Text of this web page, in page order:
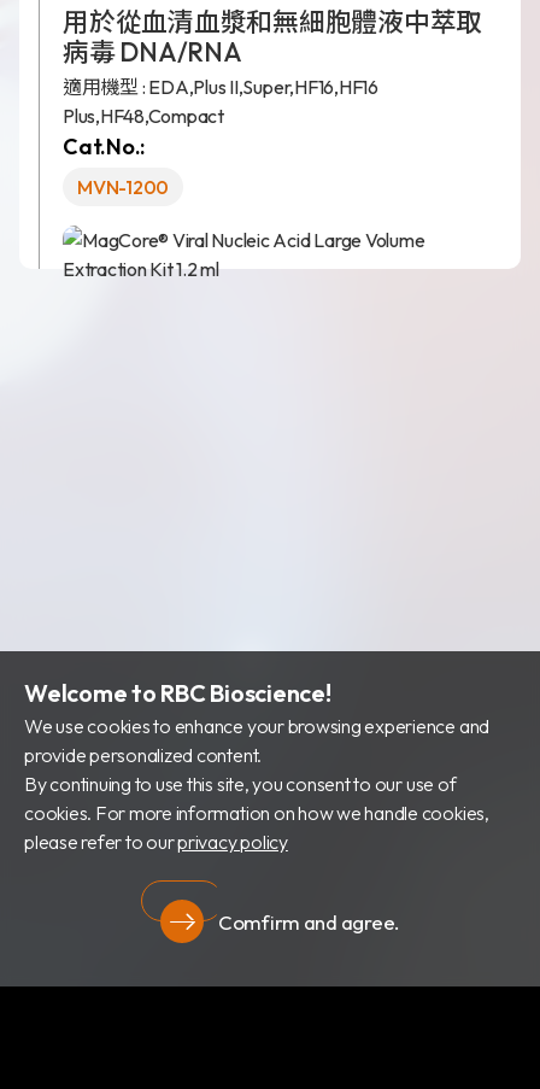
隱私權政策
用於從血清血漿和無細胞體液中萃取
病毒 DNA/RNA
適用機型 : EDA,Plus II,Super,HF16,HF16
Plus,HF48,Compact
Cat.No.:
MVN-1200
Welcome to RBC Bioscience!
We use cookies to enhance your browsing experience and
provide personalized content.
By continuing to use this site, you consent to our use of
cookies. For more information on how we handle cookies,
please refer to ourprivacy policy
Comfirm and agree.